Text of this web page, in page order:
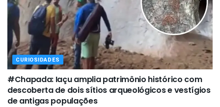
CURIOSIDADES
#Chapada: Iaçu amplia patrimônio histórico com
descoberta de dois sítios arqueológicos e vestígios
de antigas populações